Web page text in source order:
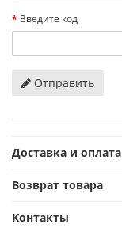
Введите код
Отправить
Доставка и оплата
Возврат товара
Контакты